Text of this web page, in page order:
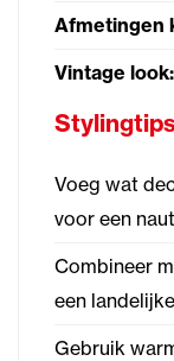
Afmetingen
Vintage look:
Voeg wat
voor een
Combineer
een
Gebruik